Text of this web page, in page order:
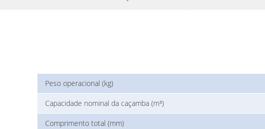
Peso operacional (kg)
Capacidade nominal da caçamba (m³)
Comprimento total (mm)